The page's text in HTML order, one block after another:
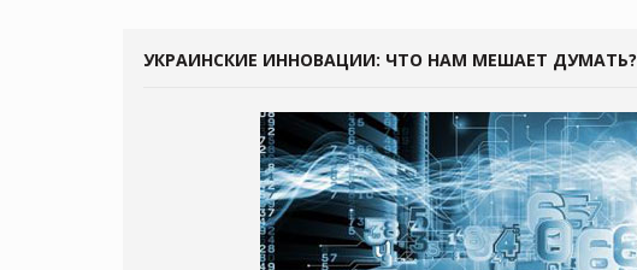
УКРАИНСКИЕ ИННОВАЦИИ: ЧТО НАМ МЕШАЕТ ДУМАТЬ?